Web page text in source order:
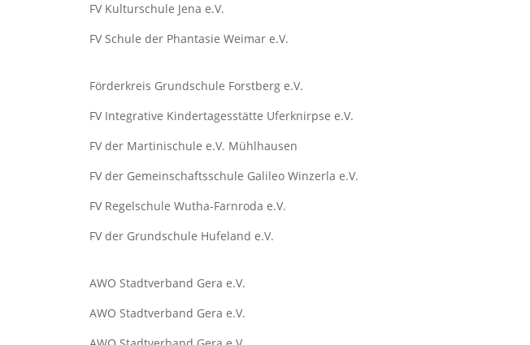
FV Kulturschule Jena e.V.
FV Schule der Phantasie Weimar e.V.
Förderkreis Grundschule Forstberg e.V.
FV Integrative Kindertagesstätte Uferknirpse e.V.
FV der Martinischule e.V. Mühlhausen
FV der Gemeinschaftsschule Galileo Winzerla e.V.
FV Regelschule Wutha-Farnroda e.V.
FV der Grundschule Hufeland e.V.
AWO Stadtverband Gera e.V.
AWO Stadtverband Gera e.V.